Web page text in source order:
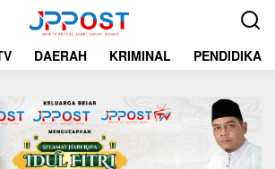
DAERAH KRIMINAL PENDIDIKAN